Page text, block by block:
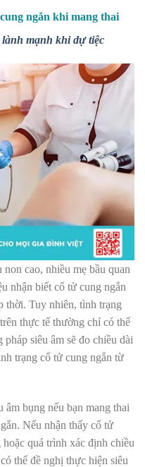
ngắn khi mang thai
mạnh khi dự tiệc
cao, nhiều mẹ bầu quan
nhận biết cổ tử cung ngắn
thời. Tuy nhiên, tình trạng
thực tế thường chỉ có thể
siêu âm sẽ đo chiều dài
trạng cổ tử cung ngắn từ
âm bụng nếu bạn mang thai
Nếu nhận thấy cổ tử
quá trình xác định chiều
thể đề nghị thực hiện siêu